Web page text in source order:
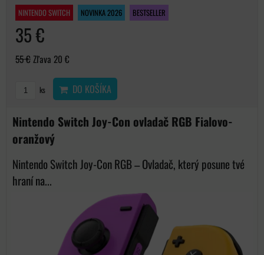
NINTENDO SWITCH NOVINKA 2026 BESTSELLER
35 €
55 € Zľava 20 €
ks DO KOŠÍKA
Nintendo Switch Joy-Con ovladač RGB Fialovo-
oranžový
Nintendo Switch Joy-Con RGB – Ovladač, který posune tvé
hraní na...